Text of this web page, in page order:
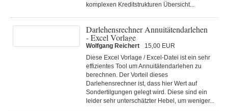
komplexen Kreditstrukturen Übersicht...
Darlehensrechner Annuitätendarlehen
- Excel Vorlage
Wolfgang Reichert
15,00 EUR
Diese Excel Vorlage / Excel-Datei ist ein sehr
effizientes Tool um Annuitätendarlehen zu
berechnen. Der Vorteil dieses
Darlehensrechner ist, dass hier Wert auf
Sondertilgungen gelegt wird. Diese sind ein
leider sehr unterschätzter Hebel, um weniger...